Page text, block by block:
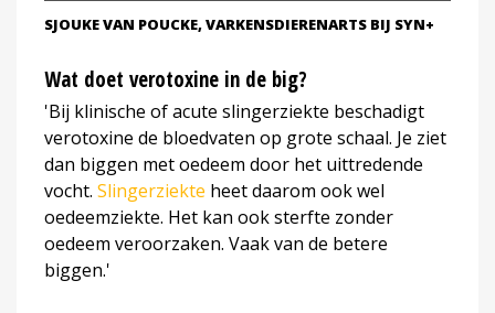
SJOUKE VAN POUCKE, VARKENSDIERENARTS BIJ SYN+
Wat doet verotoxine in de big?
'Bij klinische of acute slingerziekte beschadigt
verotoxine de bloedvaten op grote schaal. Je ziet
dan biggen met oedeem door het uittredende
vocht. Slingerziekte heet daarom ook wel
oedeemziekte. Het kan ook sterfte zonder
oedeem veroorzaken. Vaak van de betere
biggen.'